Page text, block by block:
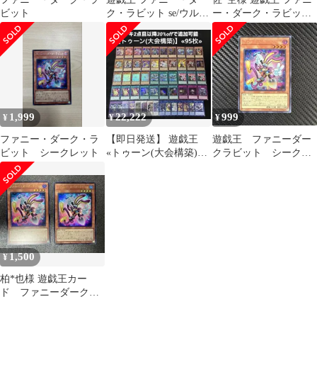
ビット
ク・ラビット se/ウルト
ラレア
ー・ダーク・ラビット
コミックキャット まと
め
¥ 1,999
ファニー・ダーク・ラ
ビット シークレット
¥22,222
【即日発送】 遊戯王
«トゥーン(大会構築)»
¥999
遊戯王 ファニーダー
クラビット シークレ
¥1,500
柏*也様 遊戯王カー
ド ファニーダークラ